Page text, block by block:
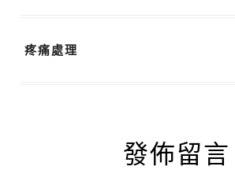
疼痛處理
發佈留言